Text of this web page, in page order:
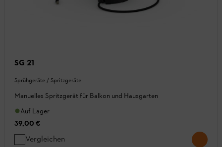
SG 21
Sprühgeräte / Spritzgeräte
Manuelles Spritzgerät für Balkon und Hausgarten
Auf Lager
39,00 €
Vergleichen